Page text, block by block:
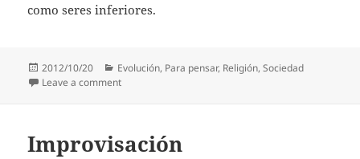
como seres inferiores.
Posted
on
2012/10/20 Categories
Evolución, Para pensar, Religión,Sociedad
Leave a commenton Sobre la Evolución de la Cultura
Improvisación